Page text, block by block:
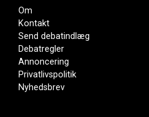
Om
Kontakt
Send debatindlæg
Debatregler
Annoncering
Privatlivspolitik
Nyhedsbrev